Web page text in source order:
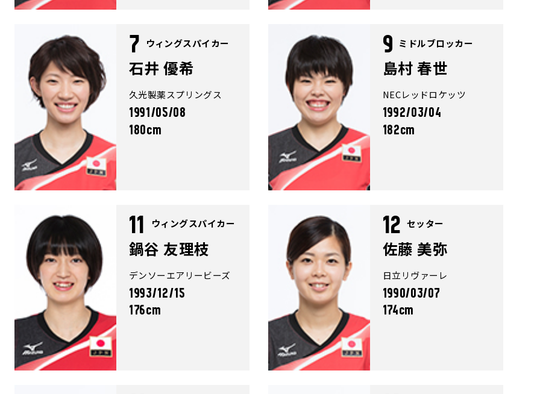
7 ウィングスパイカー
石井 優希
久光製薬スプリングス
1991/05/08
180cm
9 ミドルブロッカー
島村 春世
NECレッドロケッツ
1992/03/04
182cm
11 ウィングスパイカー
鍋谷 友理枝
デンソーエアリービーズ
1993/12/15
176cm
12 セッター
佐藤 美弥
日立リヴァーレ
1990/03/07
174cm